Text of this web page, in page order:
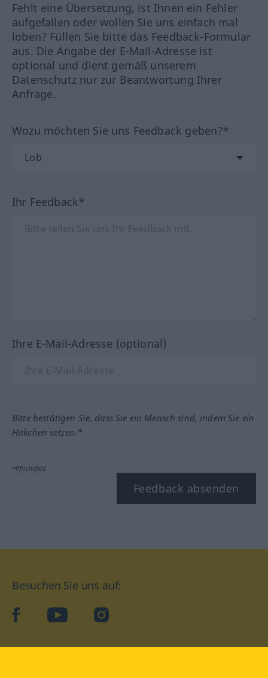
Fehlt eine Übersetzung, ist Ihnen ein Fehler
aufgefallen oder wollen Sie uns einfach mal
loben? Füllen Sie bitte das Feedback-Formular
aus. Die Angabe der E-Mail-Adresse ist
optional und dient gemäß unserem
Datenschutz nur zur Beantwortung Ihrer
Anfrage.
Wozu möchten Sie uns Feedback geben?*
Ihr Feedback*
Ihre E-Mail-Adresse (optional)
Bitte bestätigen Sie, dass Sie ein Mensch sind, indem Sie ein
Häkchen setzen.*
*Pflichtfeld
Feedback absenden
Besuchen Sie uns auf:
facebookYouTube Instagram